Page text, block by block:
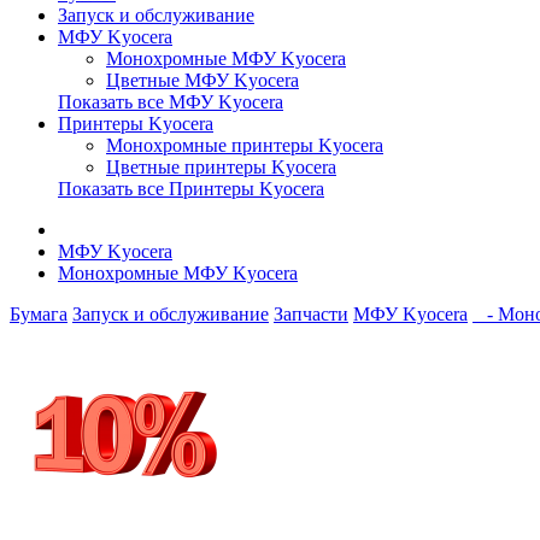
Запуск и обслуживание
МФУ Kyocera
Монохромные МФУ Kyocera
Цветные МФУ Kyocera
Показать все МФУ Kyocera
Принтеры Kyocera
Монохромные принтеры Kyocera
Цветные принтеры Kyocera
Показать все Принтеры Kyocera
МФУ Kyocera
Монохромные МФУ Kyocera
Бумага Запуск и обслуживание Запчасти МФУ Kyocera -